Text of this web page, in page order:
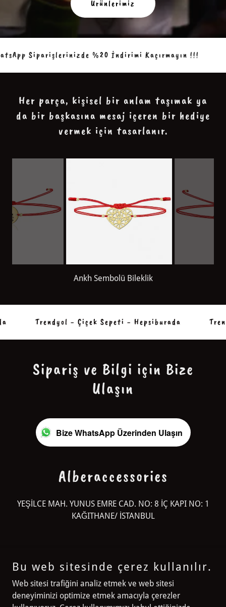
Ürünlerimiz
Siparişlerinizde %20 İndirimi Kaçırmayın !!!
Her parça, kişisel bir anlam taşımak ya
da bir başkasına mesaj içeren bir hediye
vermek için tasarlanır.
Origami Kalp Bileklik
Trendyol - Çiçek Sepeti - Hepsiburada
Sipariş ve Bilgi için Bize
Ulaşın
Bize WhatsApp Üzerinden Ulaşın
Alberaccessories
YEŞİLCE MAH. YUNUS EMRE CAD. NO: 8 İÇ KAPI NO: 1
KAĞITHANE/ İSTANBUL
Alberaccessories
YEŞİLCE MAH. YUNUS EMRE CAD. NO: 8 İÇ KAPI NO: 1 KAĞITHANE/
İSTANBUL
Bu web sitesinde çerez kullanılır.
Web sitesi trafiğini analiz etmek ve web sitesi
deneyiminizi optimize etmek amacıyla çerezler